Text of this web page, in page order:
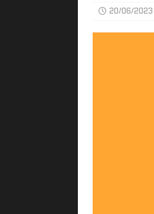
20/06/2023